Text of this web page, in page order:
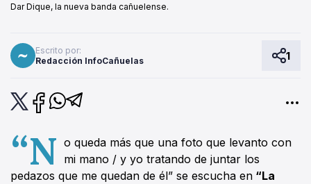
Dar Dique, la nueva banda cañuelense.
Escrito por:
Redacción InfoCañuelas
1
“N o queda más que una foto que levanto con
mi mano / y yo tratando de juntar los
pedazos que me quedan de él” se escucha en “La